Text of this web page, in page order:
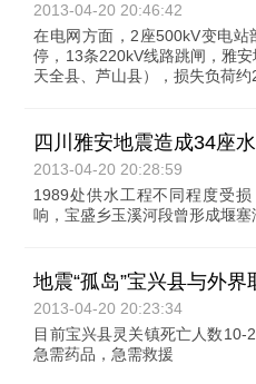
2013-04-20 20:46:42
在电网方面，2座500kV变电
停，13条220kV线路跳闸，雅安
天全县、芦山县），损失负荷
四川雅安地震造成34座
2013-04-20 20:28:59
1989处供水工程不同程度受
响，宝盛乡玉溪河段曾形成堰
地震“孤岛”宝兴县与外界
2013-04-20 20:23:34
目前宝兴县灵关镇死亡人数10-
急需药品，急需救援